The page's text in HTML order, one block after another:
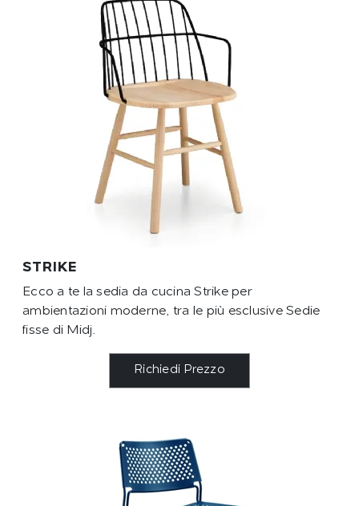
STRIKE
Ecco a te la sedia da cucina Strike per
ambientazioni moderne, tra le più esclusive Sedie
fisse di Midj.
Richiedi Prezzo